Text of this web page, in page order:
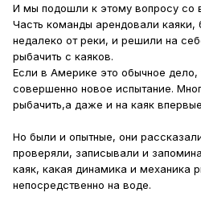
И мы подошли к этому вопросу со
Часть команды арендовали
недалеко от реки, и решили на
рыбачить с каяков.
Если в Америке это обычное дело,
совершенно новое испытание.
рыбачить,а даже и на каяк
Но были и опытные, они
проверяли, записывали и
каяк, какая динамика и механика
непосредственно на воде.